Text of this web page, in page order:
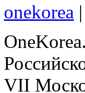
onekorea |
VII